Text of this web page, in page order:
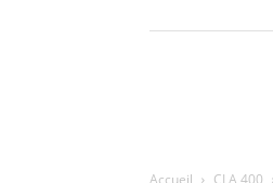
Accueil CLA 400